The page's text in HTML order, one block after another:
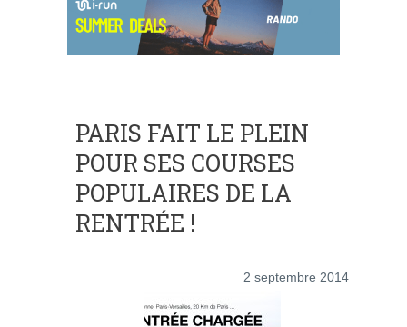
PARIS FAIT LE PLEIN
POUR SES COURSES
POPULAIRES DE LA
RENTRÉE !
2 septembre 2014